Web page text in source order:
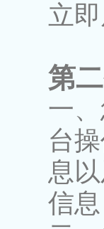
立
第
一
台
息
信息